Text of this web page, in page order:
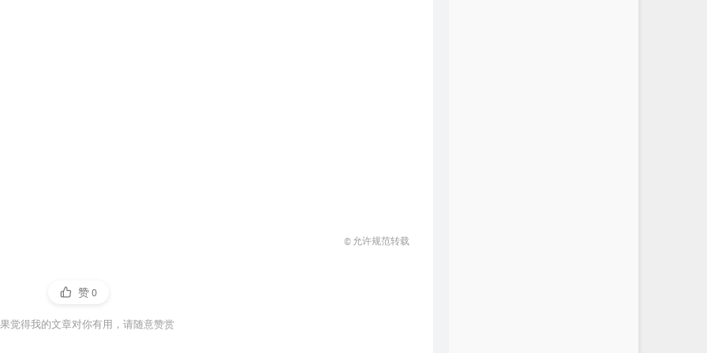
© 允许规范转载
赞0
觉得我的文章对你有用，请随意赞赏